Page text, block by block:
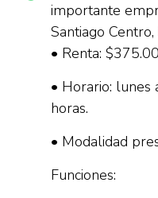
importante
Santiago
• Renta:
• Horario: lunes
horas.
• Modalidad
Funciones: